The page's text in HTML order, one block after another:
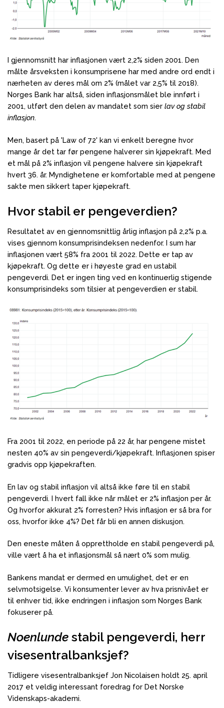
I gjennomsnitt har inflasjonen vært 2,2% siden 2001. Den
målte årsveksten i konsumprisene har med andre ord endt i
nærheten av deres mål om 2% (målet var 2,5% til 2018).
Norges Bank har altså, siden inflasjonsmålet ble innført i
2001, utført den delen av mandatet som sier lav og stabil
inflasjon.
Men, basert på 'Law of 72' kan vi enkelt beregne hvor
mange år det tar før pengene halverer sin kjøpekraft. Med
et mål på 2% inflasjon vil pengene halvere sin kjøpekraft
hvert 36. år. Myndighetene er komfortable med at pengene
sakte men sikkert taper kjøpekraft.
Hvor stabil er pengeverdien?
Resultatet av en gjennomsnittlig årlig inflasjon på 2,2% p.a.
vises gjennom konsumprisindeksen nedenfor. I sum har
inflasjonen vært 58% fra 2001 til 2022. Dette er tap av
kjøpekraft. Og dette er i høyeste grad en ustabil
pengeverdi. Det er ingen ting ved en kontinuerlig stigende
konsumprisindeks som tilsier at pengeverdien er stabil.
Fra 2001 til 2022, en periode på 22 år, har pengene mistet
nesten 40% av sin pengeverdi/kjøpekraft. Inflasjonen spiser
gradvis opp kjøpekraften.
En lav og stabil inflasjon vil altså ikke føre til en stabil
pengeverdi. I hvert fall ikke når målet er 2% inflasjon per år.
Og hvorfor akkurat 2% forresten? Hvis inflasjon er så bra for
oss, hvorfor ikke 4%? Det får bli en annen diskusjon.
Den eneste måten å opprettholde en stabil pengeverdi på,
ville vært å ha et inflasjonsmål så nært 0% som mulig.
Bankens mandat er dermed en umulighet, det er en
selvmotsigelse. Vi konsumenter lever av hva prisnivået er
til enhver tid, ikke endringen i inflasjon som Norges Bank
fokuserer på.
Noenlunde stabil pengeverdi, herr
visesentralbanksjef?
Tidligere visesentralbanksjef Jon Nicolaisen holdt 25. april
2017 et veldig interessant foredrag for Det Norske
Videnskaps-akademi.